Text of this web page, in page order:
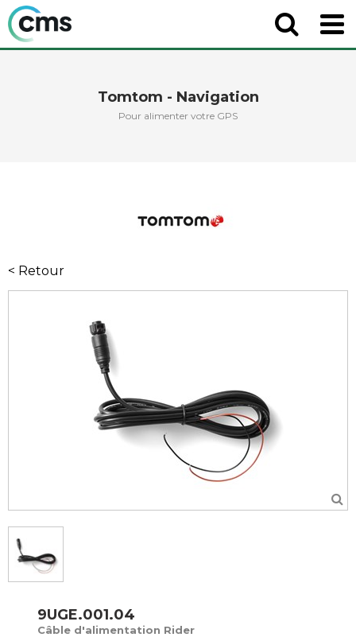
Tomtom - Navigation
Pour alimenter votre GPS
< Retour
9UGE.001.04
Câble d'alimentation Rider